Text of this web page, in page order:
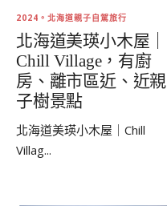
2024。北海道親子自駕旅行
北海道美瑛小木屋｜
Chill Village，有廚
房、離市區近、近親
子樹景點
北海道美瑛小木屋｜Chill
Villag...